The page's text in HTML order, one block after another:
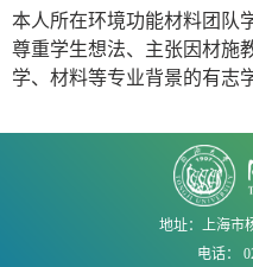
本人所在环境功能材料团队
尊重学生想法、主张因材施
学、材料等专业背景的有志
地址：上海市
电话：